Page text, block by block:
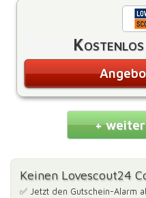
+
Keinen Lovescout24
✅ Jetzt den Gutschein-Alarm